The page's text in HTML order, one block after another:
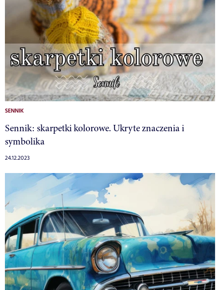
SENNIK
Sennik: skarpetki kolorowe. Ukryte znaczenia i
symbolika
24.12.2023